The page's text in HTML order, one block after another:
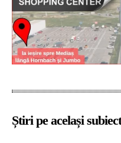
Știri pe același subiect